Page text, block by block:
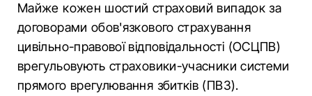
Майже кожен шостий страховий випадок за
договорами обов'язкового страхування
цивільно-правової відповідальності (ОСЦПВ)
врегульовують страховики-учасники системи
прямого врегулювання збитків (ПВЗ).